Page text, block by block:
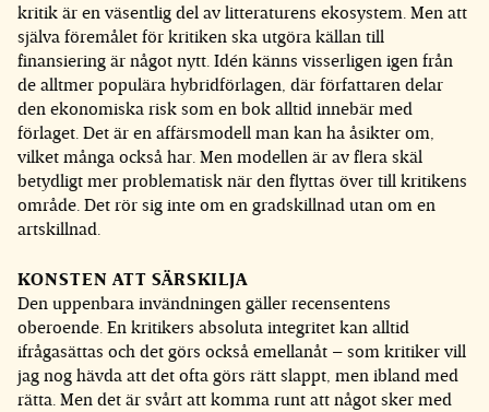
kritik är en väsentlig del av litteraturens ekosystem. Men att
själva föremålet för kritiken ska utgöra källan till
finansiering är något nytt. Idén känns visserligen igen från
de alltmer populära hybridförlagen, där författaren delar
den ekonomiska risk som en bok alltid innebär med
förlaget. Det är en affärsmodell man kan ha åsikter om,
vilket många också har. Men modellen är av flera skäl
betydligt mer problematisk när den flyttas över till kritikens
område. Det rör sig inte om en gradskillnad utan om en
artskillnad.
KONSTEN ATT SÄRSKILJA
Den uppenbara invändningen gäller recensentens
oberoende. En kritikers absoluta integritet kan alltid
ifrågasättas och det görs också emellanåt – som kritiker vill
jag nog hävda att det ofta görs rätt slappt, men ibland med
rätta. Men det är svårt att komma runt att något sker med